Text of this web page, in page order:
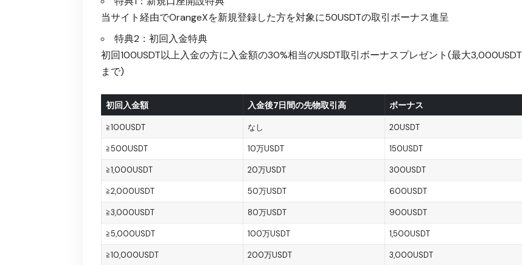
当サイト経由でOrangeXを新規登録した方を対象に50USDTの取引ボーナス進呈
特典2：初回入金特典
初回100USDT以上入金の方に入金額の30%相当のUSDT取引ボーナスプレゼント(最大3,000USDT
まで)
初回入金額 入金後7日間の先物取引高 ボーナス
≧100USDT なし 20USDT
≧500USDT 10万USDT 150USDT
≧1,000USDT 20万USDT 300USDT
≧2,000USDT 50万USDT 600USDT
≧3,000USDT 80万USDT 900USDT
≧5,000USDT 100万USDT 1,500USDT
≧10,000USDT 200万USDT 3,000USDT